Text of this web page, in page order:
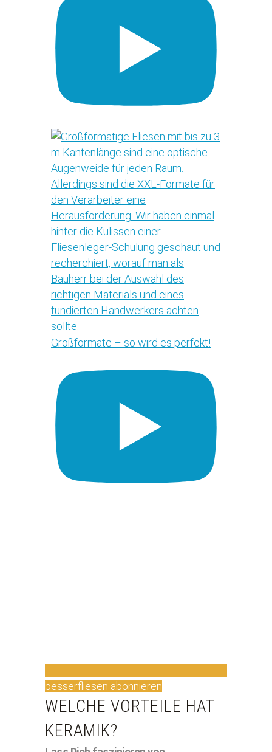
Großformate – so wird es perfekt!
besserfliesen abonnieren
WELCHE VORTEILE HAT
KERAMIK?